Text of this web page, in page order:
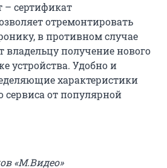
– сертификат
отремонтировать
в противном случае
владельцу получение нового
устройства. Удобно и
характеристики
сервиса от популярной
«М.Видео»